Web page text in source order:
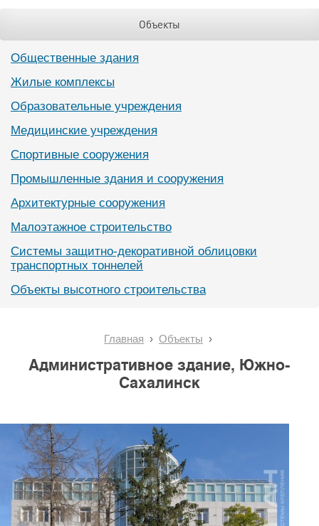
Объекты
Общественные здания
Жилые комплексы
Образовательные учреждения
Медицинские учреждения
Спортивные сооружения
Промышленные здания и сооружения
Архитектурные сооружения
Малоэтажное строительство
Системы защитно-декоративной облицовки
транспортных тоннелей
Объекты высотного строительства
Главная Объекты
Административное здание, Южно-
Сахалинск